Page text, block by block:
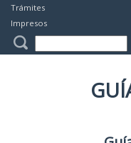
Trámites
Impresos